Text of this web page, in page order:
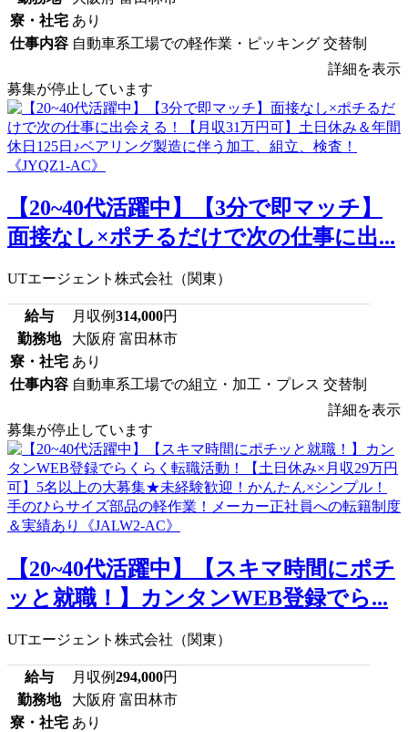
寮・社宅 あり
仕事内容 自動車系工場での軽作業・ピッキング 交替制
詳細を表示
募集が停止しています
【20~40代活躍中】【3分で即マッチ】
面接なし×ポチるだけで次の仕事に出...
UTエージェント株式会社（関東）
給与 月収例314,000円
勤務地
大阪府 富田林市
寮・社宅 あり
仕事内容 自動車系工場での組立・加工・プレス 交替制
詳細を表示
募集が停止しています
【20~40代活躍中】【スキマ時間にポチ
ッと就職！】カンタンWEB登録でら...
UTエージェント株式会社（関東）
給与 月収例294,000円
勤務地
大阪府 富田林市
寮・社宅 あり